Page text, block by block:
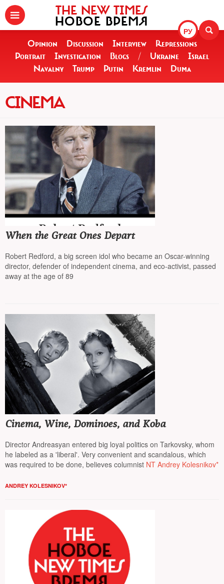
РУ
THE NEW TIMES
НОВОЕ ВРЕМЯ
Opinion Discussion Interview
Repressions
Portrait
Investigation Blogs / Ukraine
Israel
Navalny
Trump Putin Kremlin Duma
CINEMA
When the Great Ones Depart
Robert Redford, a big screen idol who became an Oscar-winning
director, defender of independent cinema, and eco-activist, passed
away at the age of 89
Cinema, Wine, Dominoes, and Koba
Director Andreasyan entered big loyal politics on Tarkovsky, whom
he labeled as a 'liberal'. Very convenient and scandalous, which
was required to be done, believes columnist NT Andrey Kolesnikov*
ANDREY KOLESNIKOV*